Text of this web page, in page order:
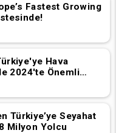
Fastest Growing
Hava
2024'te Önemli
Türkiye’ye Seyahat
Milyon Yolcu